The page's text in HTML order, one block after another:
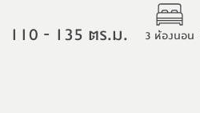
110 - 135 ตร.ม. 3 ห้องนอน